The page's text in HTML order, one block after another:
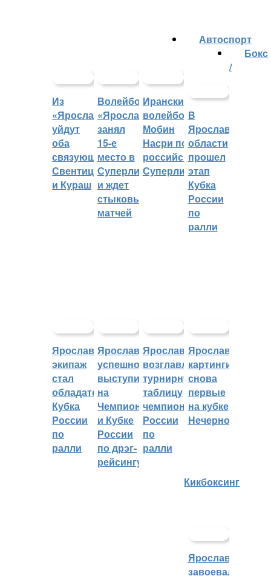
Из
«Ярославича»
уйдут
оба
связующих:
Свентицкис
и Кураш
Волейбольный
«Ярославич»
занял
15-е
место в
Суперлиге
и ждет
стыковых
матчей
Иранский
волейболист
Мобин
Насри покинет
российскую
Суперлигу
Автоспорт
В
Ярославской
области
прошел
этап
Кубка
России
по
ралли
Ярославский
экипаж
стал
обладателем
Кубка
России
по
ралли
Ярославцы
успешно
выступили
на
Чемпионате
и Кубке
России
по дрэг-
рейсингу
Ярославцы
возглавляют
турнирную
таблицу
чемпионата
России
по
ралли
Ярославские
картингисты
снова
первые
на кубке
Нечерноземья
Бокс
/
Кикбоксинг
Ярославцы
завоевали